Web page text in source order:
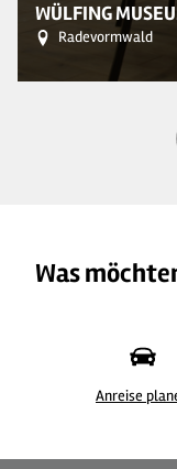
WÜLFING
Radevormwald
Was
Anreise